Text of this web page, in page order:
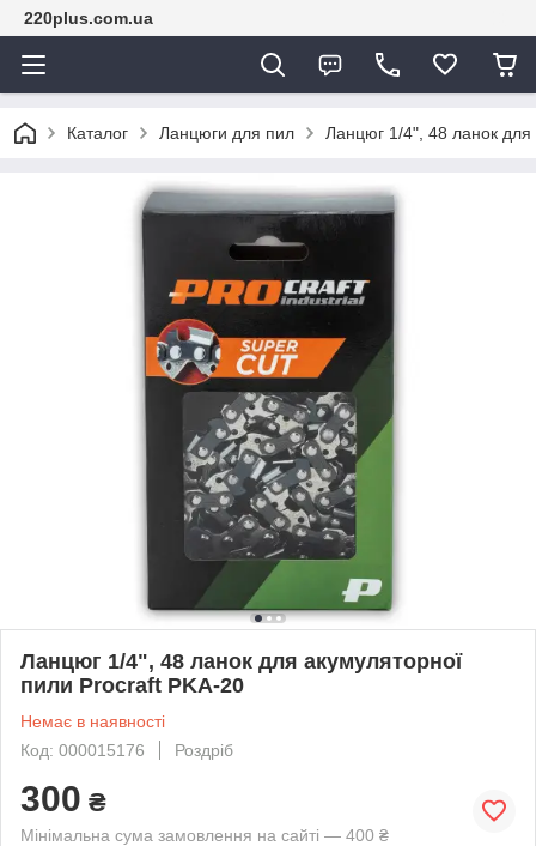
220plus.com.ua
Каталог Ланцюги для пил Ланцюг 1/4", 48 ланок для
Ланцюг 1/4", 48 ланок для акумуляторної
пили Procraft PKA-20
Немає в наявності
Код: 000015176
Роздріб
300 ₴
Мінімальна сума замовлення на сайті — 400 ₴